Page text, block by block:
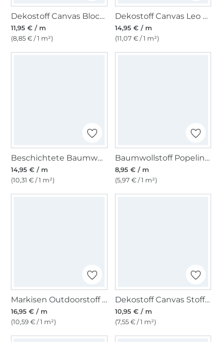
Dekostoff Canvas Blockstreifen, schwarz
11,95 € / m
(8,85 € / 1 m²)
Dekostoff Canvas Leo Love, graugrün
14,95 € / m
(11,07 € / 1 m²)
Beschichtete Baumwolle Retro Design, petrol
14,95 € / m
(10,31 € / 1 m²)
Baumwollstoff Popeline helllindgrün
8,95 € / m
(5,97 € / 1 m²)
Markisen Outdoorstoff rot, weiss 160 cm
16,95 € / m
(10,59 € / 1 m²)
Dekostoff Canvas Stoff uni braungrau
10,95 € / m
(7,55 € / 1 m²)